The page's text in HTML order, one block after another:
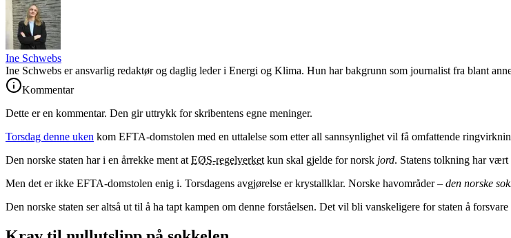
Ine Schwebs
Ine Schwebs er ansvarlig redaktør og daglig leder i Energi og Klima. Hun har bakgrunn som journalist fra blant
Kommentar
Dette er en kommentar. Den gir uttrykk for skribentens egne meninger.
Torsdag denne uken kom EFTA-domstolen med en uttalelse som etter all sannsynlighet vil få omfattende
Den norske staten har i en årrekke ment at EØS-regelverket kun skal gjelde for norsk jord. Statens tolkning har
Men det er ikke EFTA-domstolen enig i. Torsdagens avgjørelse er krystallklar. Norske havområder – den norske
Den norske staten ser altså ut til å ha tapt kampen om denne forståelsen. Det vil bli vanskeligere for staten å